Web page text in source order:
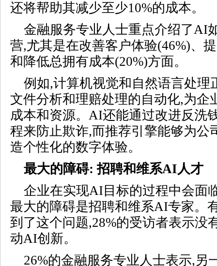
还将帮助其减少至少10%的成本。
金融服务专业人士重点介绍了AI
营,尤其是在改善客户体验(46%)、
和降低总拥有成本(20%)方面。
例如,计算机视觉和自然语言处理
文件分析和理赔处理的自动化,为企
成本和资源。AI还能通过改进反洗
程来防止欺诈,而推荐引擎能够为公
造个性化的数字体验。
最大的障碍: 招聘和维系AI人才
企业在实现AI目标的过程中会面
最大的障碍是招聘和维系AI专家。
到了这个问题,28%的受访者表示没
动AI创新。
26%的金融服务专业人士表示,另